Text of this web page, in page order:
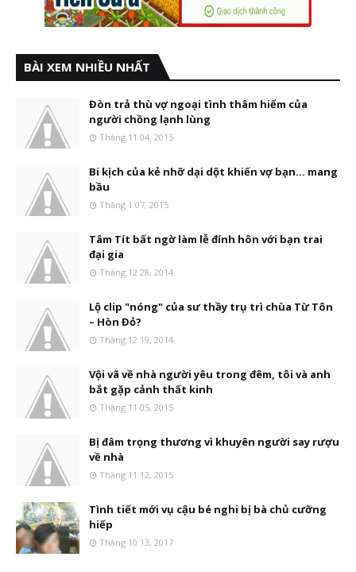
BÀI XEM NHIỀU NHẤT
Đòn trả thù vợ ngoại tình thâm hiểm của
người chồng lạnh lùng
Tháng 11 04, 2015
Bi kịch của kẻ nhỡ dại dột khiến vợ bạn... mang
bầu
Tháng 1 07, 2015
Tâm Tít bất ngờ làm lễ đính hôn với bạn trai
đại gia
Tháng 12 28, 2014
Lộ clip "nóng" của sư thầy trụ trì chùa Từ Tôn
– Hòn Đỏ?
Tháng 12 19, 2014
Vội vã về nhà người yêu trong đêm, tôi và anh
bắt gặp cảnh thất kinh
Tháng 11 05, 2015
Bị đâm trọng thương vì khuyên người say rượu
về nhà
Tháng 11 12, 2015
Tình tiết mới vụ cậu bé nghi bị bà chủ cưỡng
hiếp
Tháng 10 13, 2017